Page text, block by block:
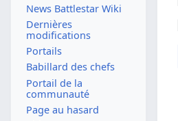
News Battlestar Wiki
Dernières
modifications
Portails
Babillard des chefs
Portail de la
communauté
Page au hasard